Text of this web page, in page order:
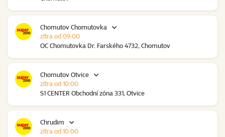
Chomutov Chomutovka
OC Chomutovka Dr. Farského 4732, Chomutov
zítra od 09:00
Chomutov Otvice
S1 CENTER Obchodní zóna 331, Otvice
zítra od 10:00
Chrudim
zítra od 10:00